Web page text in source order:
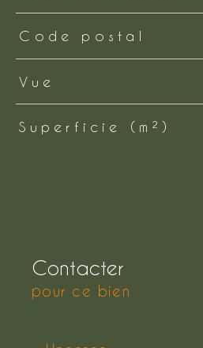
Code postal
Vue
Superficie (m²)
Contacter
pour ce bien